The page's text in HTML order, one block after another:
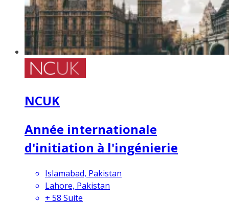
NCUK
Année internationale
d'initiation à l'ingénierie
Islamabad, Pakistan
Lahore, Pakistan
+ 58 Suite